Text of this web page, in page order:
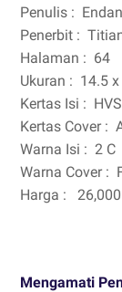
Penulis :
Penerbit :
Halaman : 64
Ukuran : 14.5 x
Kertas Isi :
Kertas Cover :
Warna Isi : 2 C
Warna Cover :
Harga :
26,000
Mengamati